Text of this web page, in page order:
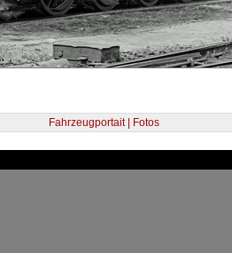
Fahrzeugportait | Fotos